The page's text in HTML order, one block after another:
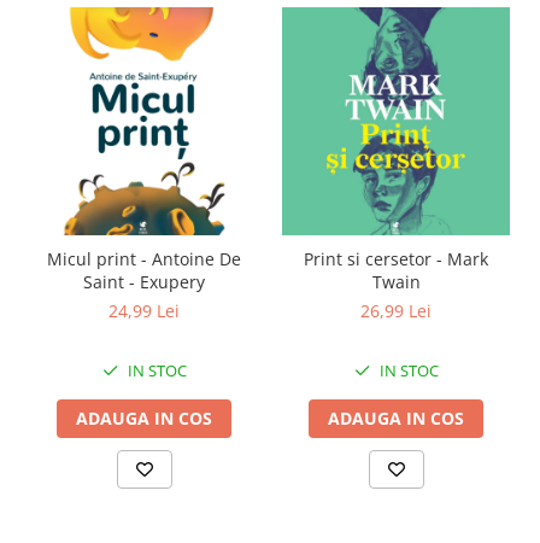
Micul print - Antoine De
Saint - Exupery
24,99 Lei
IN STOC
ADAUGA IN COS
Print si cersetor - Mark
Twain
26,99 Lei
IN STOC
ADAUGA IN COS